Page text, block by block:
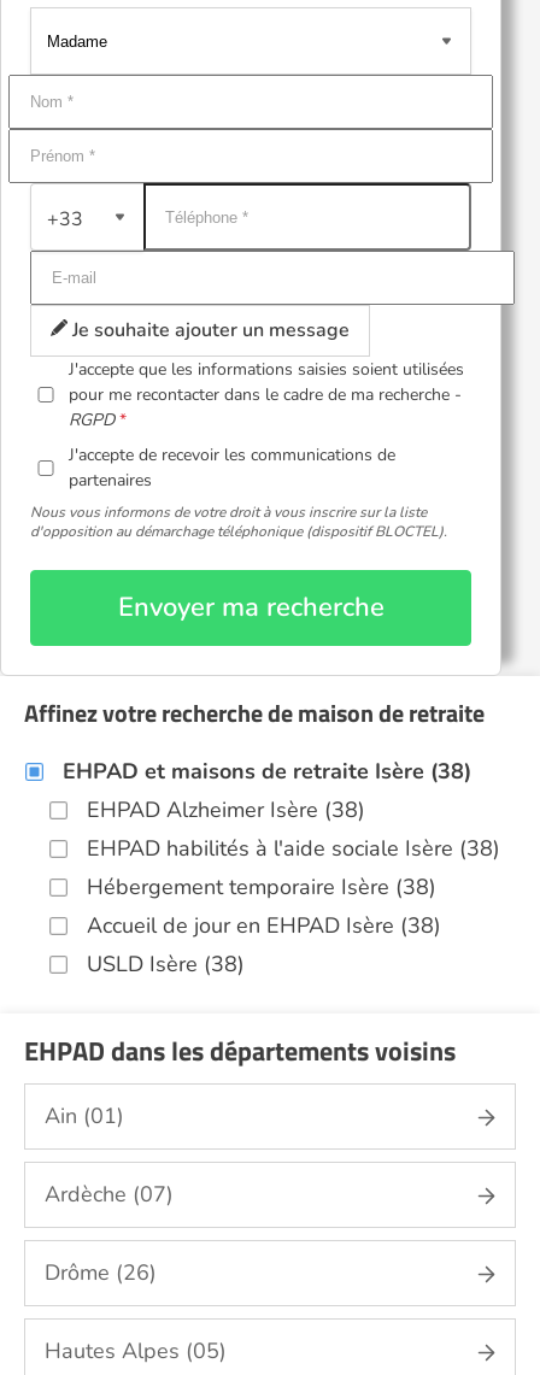
+33
Je souhaite ajouter un message
J'accepte que les informations saisies soient utilisées
pour me recontacter dans le cadre de ma recherche -
RGPD
J'accepte de recevoir les communications de
partenaires
Nous vous informons de votre droit à vous inscrire sur la liste
d'opposition au démarchage téléphonique (dispositif BLOCTEL).
Envoyer ma recherche
Affinez votre recherche de maison de retraite
EHPAD et maisons de retraite Isère (38)
EHPAD Alzheimer Isère (38)
EHPAD habilités à l'aide sociale Isère (38)
Hébergement temporaire Isère (38)
Accueil de jour en EHPAD Isère (38)
USLD Isère (38)
EHPAD dans les départements voisins
Ain (01)
Ardèche (07)
Drôme (26)
Hautes Alpes (05)